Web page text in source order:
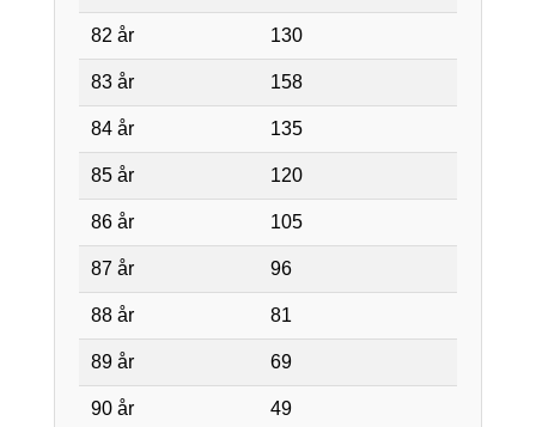
82 år 130
83 år 158
84 år 135
85 år 120
86 år 105
87 år 96
88 år 81
89 år 69
90 år 49